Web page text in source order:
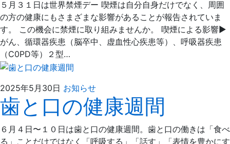
30
日
科
５月３１日は世界禁煙デー 喫煙は自分自身だけでなく、周囲
の方の健康にもさまざまな影響があることが報告されていま
す。 この機会に禁煙に取り組みませんか。 喫煙による影響▶
がん、循環器疾患（脳卒中、虚血性心疾患等）、呼吸器疾患
（C0PD等）２型…
2025年5月30日 お知らせ2025
年
5
月
30
え
ば
た
歯
科
歯と口の健康週間
６月４日〜１０日は歯と口の健康週間。歯と口の働きは「食べ
る」ことだけではなく「呼吸する」「話す」「表情を豊かにす